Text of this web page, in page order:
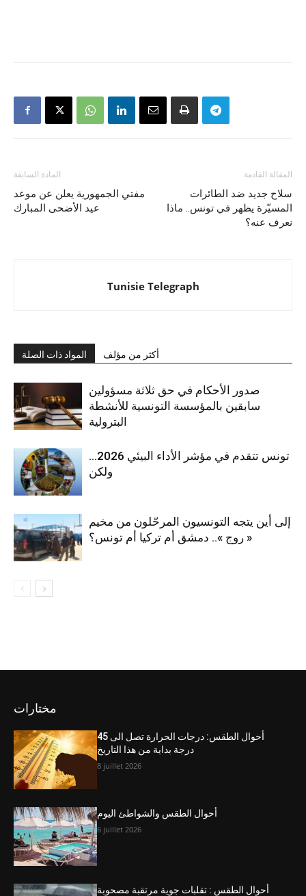
المادة السابقة
مفتي الجمهورية يعلن عن موعد
عيد الأضحى المبارك
المقالة القادمة
سلاح جديد ضد الطائرات
المسيّرة يظهر في تونس.. ماذا
نعرف عنه؟
Tunisie Telegraph
المواد ذات الصلة أكثر من مؤلف
صدور الأحكام في حق ثلاثة مسؤولين
سابقين بالمؤسسة التونسية للأنشطة
البترولية
تونس تتقدم في مؤشر الأداء البيئي 2026…
ولكن
إلى أين يتجه التونسيون المرحّلون من مخيم
« روج ».. دمشق أم تركيا أم تونس؟
مختارات
أحوال الطقس: درجات الحرارة تصل الى 45
درجة بداية من هذا التاريخ
8 juillet 2026
أحوال الطقس والشواطئ اليوم
6 juillet 2026
أحوال الطقس : تقلبات جوية مرتقبة مصحوبة